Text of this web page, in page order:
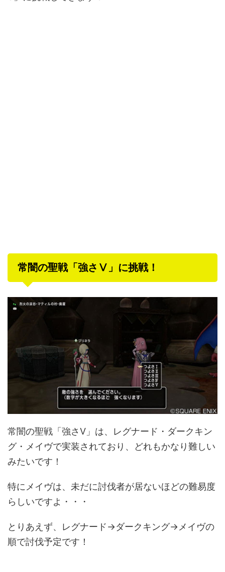
常闇の聖戦「強さⅤ」に挑戦！
常闇の聖戦「強さⅤ」は、レグナード・ダークキン
グ・メイヴで実装されており、どれもかなり難しい
みたいです！
特にメイヴは、未だに討伐者が居ないほどの難易度
らしいですよ・・・
とりあえず、レグナード→ダークキング→メイヴの
順で討伐予定です！